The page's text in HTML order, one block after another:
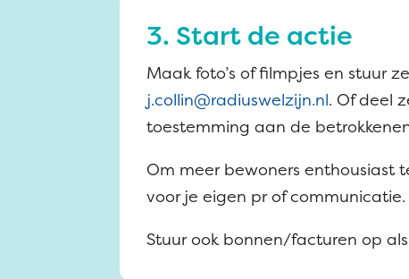
3. Start de actie
Maak foto’s of filmpjes en stuur
j.collin@radiuswelzijn.nl. Of deel
toestemming aan de
Om meer bewoners enthousiast
voor je eigen pr of communicatie.
Stuur ook bonnen/facturen op